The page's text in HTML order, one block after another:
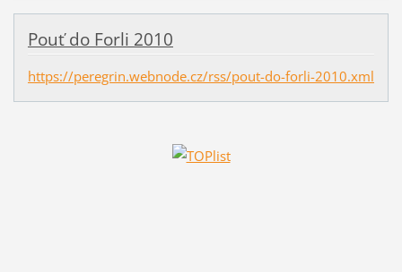
Pouť do Forli 2010
https://peregrin.webnode.cz/rss/pout-do-forli-2010.xml